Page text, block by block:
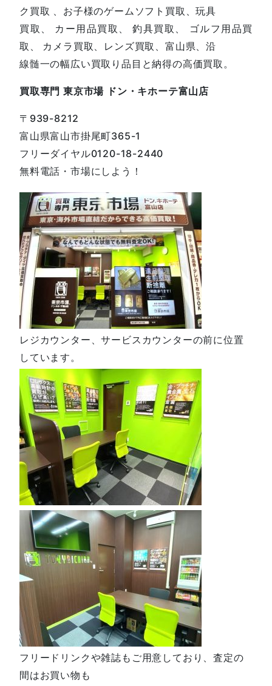
ク買取 、お子様のゲームソフト買取、玩具
買取、 カー用品買取、 釣具買取、 ゴルフ用品買
取、 カメラ買取、レンズ買取、富山県、沿
線髄一の幅広い買取り品目と納得の高価買取。
買取専門 東京市場 ドン・キホーテ富山店
〒939-8212
富山県富山市掛尾町365-1
フリーダイヤル0120-18-2440
無料電話・市場にしよう！
レジカウンター、サービスカウンターの前に位置
しています。
フリードリンクや雑誌もご用意しており、査定の
間はお買い物も